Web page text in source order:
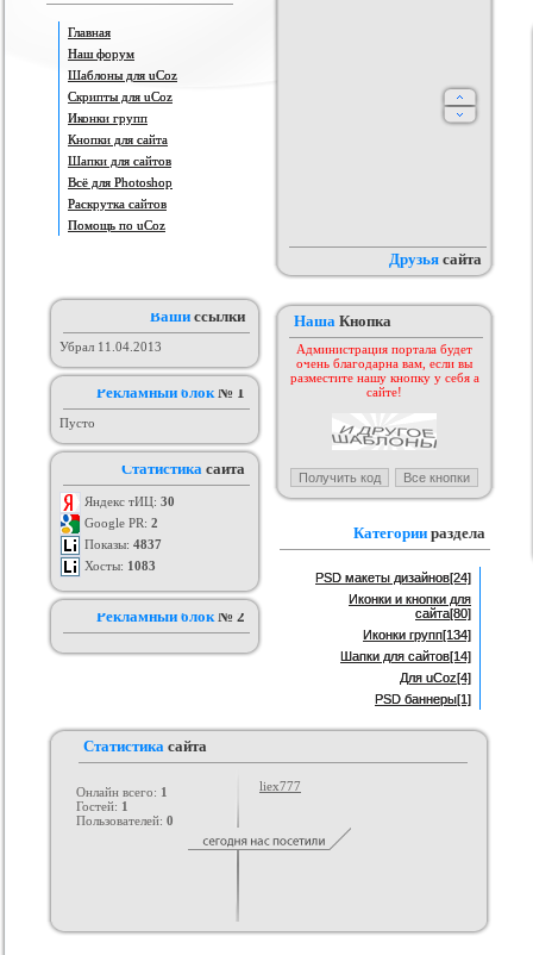
музыкальной
на движке
Шаблон для Ucoz : Irene
ucoz BsGames
Шаблон для ucoz Wow-Good
Категория :Ucoz
uNI-Lite для uCoz
Категория : Ucoz
Главная
Наш форум
Шаблоны для uCoz
Скрипты для uCoz
Иконки групп
Кнопки для сайта
Шапки для сайтов
Всё для Photoshop
Раскрутка сайтов
Помощь по uCoz
Ваши ссылки
Убрал 11.04.2013
Рекламный блок№ 1
Пусто
Статистика сайта
Яндекс тИЦ: 30
Google PR: 2
Показы: 4837
Хосты: 1083
Рекламный блок№ 2
Друзья сайта
Наша Кнопка
Администрация портала будет
очень благодарна вам, если вы
разместите нашу кнопку у себя а
сайте!
Категории раздела
PSD макеты дизайнов[24]
Иконки и кнопки для
сайта[80]
Иконки групп[134]
Шапки для сайтов[14]
Для uCoz[4]
PSD баннеры[1]
Статистика сайта
Онлайн всего: 1
Гостей: 1
Пользователей: 0
liex777